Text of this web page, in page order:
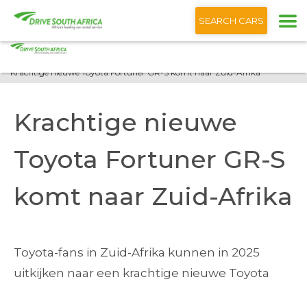
Nederlands
SEARCH CARS
Startpagina
Krachtige nieuwe Toyota Fortuner GR-S komt naar Zuid-Afrika
Krachtige nieuwe
Toyota Fortuner GR-S
komt naar Zuid-Afrika
Toyota-fans in Zuid-Afrika kunnen in 2025
uitkijken naar een krachtige nieuwe Toyota